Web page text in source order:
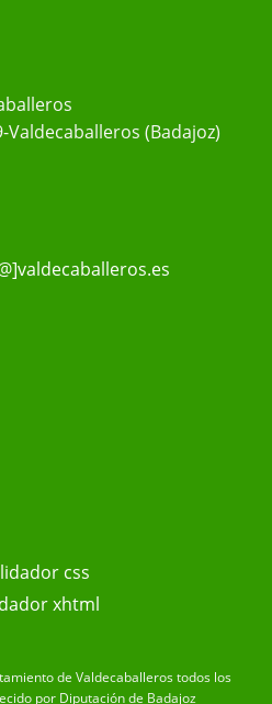
Valdecaballeros (Badajoz)
de Valdecaballeros todos los
por Diputación de Badajoz